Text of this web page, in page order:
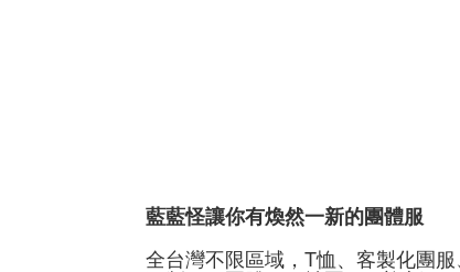
藍藍怪讓你有煥然一新的團體服
全台灣不限區域，T恤、客製化團